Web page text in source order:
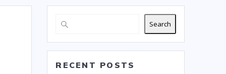
Search
RECENT POSTS